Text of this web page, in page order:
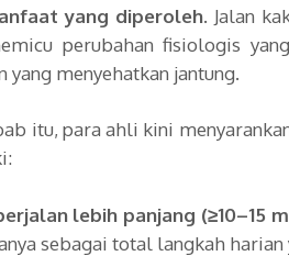
yang diperoleh. Jalan
perubahan fisiologis
yang menyehatkan jantung.
itu, para ahli kini
lebih panjang (≥10–15
sebagai total langkah harian